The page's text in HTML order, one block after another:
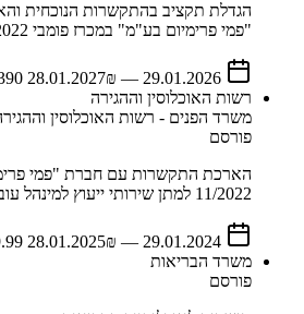
הגדלת תקציב בהתקשרות הנוכחית
"פמי פרימיום בע"מ" במכרז פומבי 11/2022 למתן שירותי ייעוץ ל
29.01.2026
—
28.01.2027₪ 203,390
רשות האוכלוסין וההגירה
משרד הפנים - רשות האוכלוסין
פורסם
הארכת התקשרות עם חברת "פמי
11/2022 למתן שירותי ייעוץ למינהל עובדים זרים ע"י רופא/ה מ
29.01.2024
—
28.01.2025₪ 139,999.99
משרד הבריאות
פורסם